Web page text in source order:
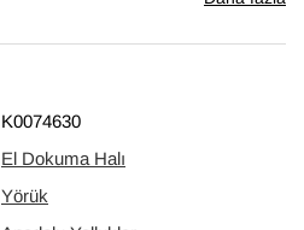
K0074630
El Dokuma Halı
Yörük